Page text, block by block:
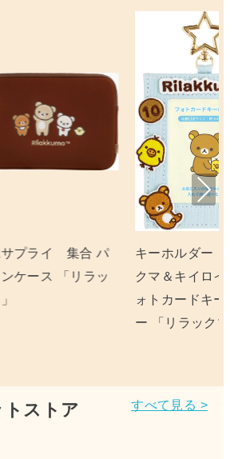
ダー リラッ
イロイトリ フ
ドキーホルダ
コリラックマ ネイル
ップ 「リラックマ」
Nex
t
トストア すべて見る >